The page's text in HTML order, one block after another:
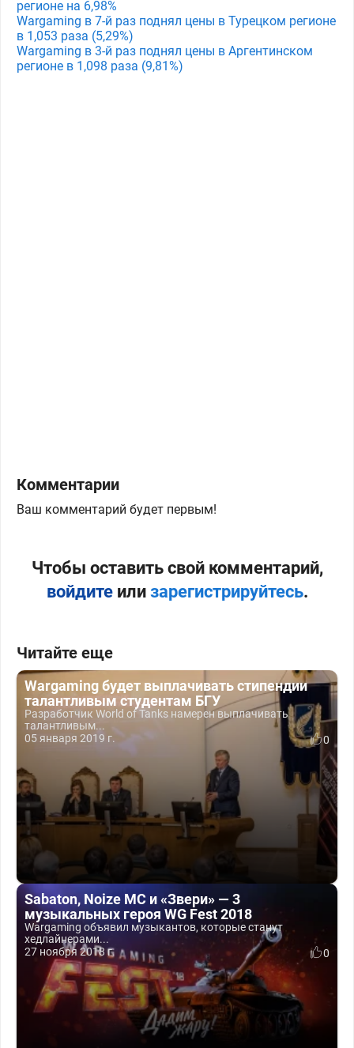
регионе на 6,98%
Wargaming в 7-й раз поднял цены в Турецком регионе
в 1,053 раза (5,29%)
Wargaming в 3-й раз поднял цены в Аргентинском
регионе в 1,098 раза (9,81%)
Комментарии
Ваш комментарий будет первым!
Чтобы оставить свой комментарий,
войдитеили зарегистрируйтесь.
Читайте еще
Wargaming будет выплачивать стипендии
талантливым студентам БГУ
Разработчик World of Tanks намерен выплачивать
талантливым...
05 января 2019 г.
0
Sabaton, Noize MC и «Звери» — 3
музыкальных героя WG Fest 2018
Wargaming объявил музыкантов, которые станут
хедлайнерами...
27 ноября 2018 г.
0